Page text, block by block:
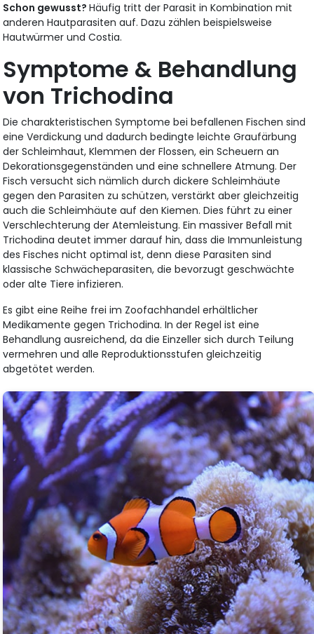
Schon gewusst?Häufig tritt der Parasit in Kombination mit
anderen Hautparasiten auf. Dazu zählen beispielsweise
Hautwürmer und Costia.
Symptome & Behandlung
von Trichodina
Die charakteristischen Symptome bei befallenen Fischen sind
eine Verdickung und dadurch bedingte leichte Graufärbung
der Schleimhaut, Klemmen der Flossen, ein Scheuern an
Dekorationsgegenständen und eine schnellere Atmung. Der
Fisch versucht sich nämlich durch dickere Schleimhäute
gegen den Parasiten zu schützen, verstärkt aber gleichzeitig
auch die Schleimhäute auf den Kiemen. Dies führt zu einer
Verschlechterung der Atemleistung. Ein massiver Befall mit
Trichodina deutet immer darauf hin, dass die Immunleistung
des Fisches nicht optimal ist, denn diese Parasiten sind
klassische Schwächeparasiten, die bevorzugt geschwächte
oder alte Tiere infizieren.
Es gibt eine Reihe frei im Zoofachhandel erhältlicher
Medikamente gegen Trichodina. In der Regel ist eine
Behandlung ausreichend, da die Einzeller sich durch Teilung
vermehren und alle Reproduktionsstufen gleichzeitig
abgetötet werden.